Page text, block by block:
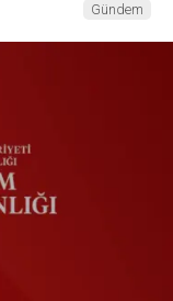
Gündem